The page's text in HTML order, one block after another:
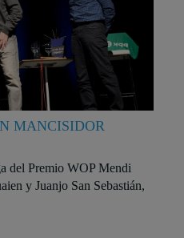
MANCISIDOR
del Premio WOP Mendi
y Juanjo San Sebastián,